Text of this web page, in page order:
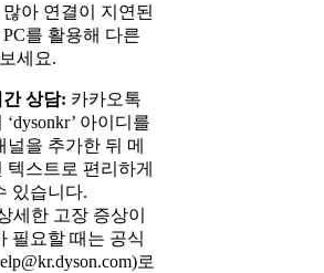
아 연결이 지연된
를 활용해 다른
세요.
상담: 카카오톡
아이디를
널을 추가한 뒤 메
텍스트로 편리하게
있습니다.
세한 고장 증상이
필요할 때는 공식
로